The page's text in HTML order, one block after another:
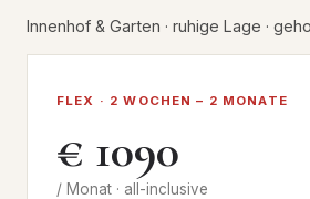
Innenhof & Garten · ruhige Lage ·
FLEX · 2 WOCHEN – 2 MONATE
€ 1090
/ Monat · all-inclusive